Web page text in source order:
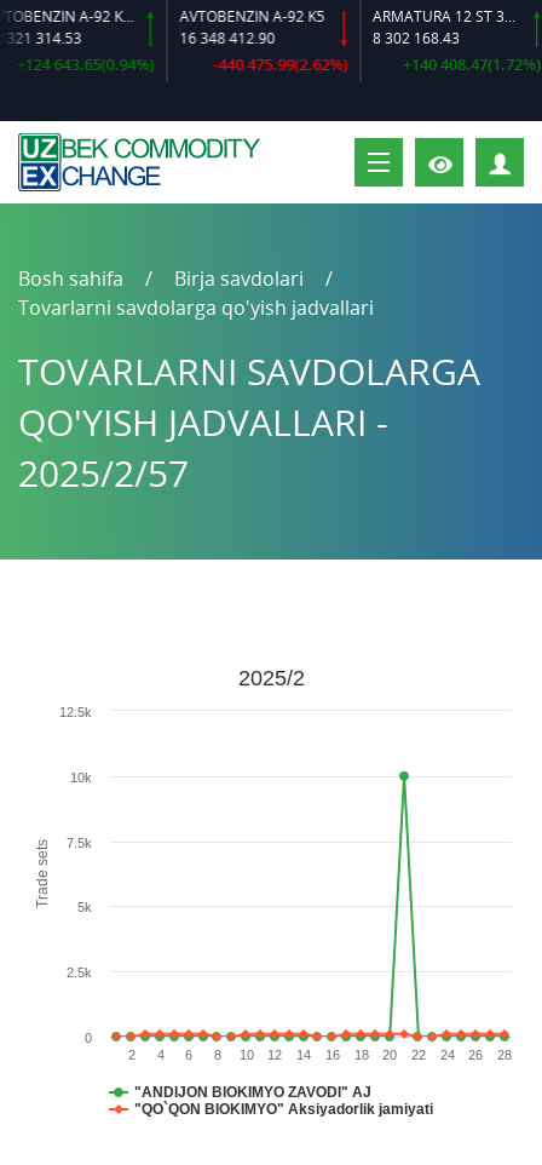
AVTOBENZIN A-92 K2-L
314.53
643.65(0.94%)
AVTOBENZIN A-92 K5
16 348 412.90
-440 475.99(2.62%)
ARMATURA 12 ST 35 GS O‘LCHAMLI
8 302 168.43
+140 408.47(1.72%)
Bosh sahifa
Birja savdolari
Tovarlarni savdolarga qo'yish jadvallari
TOVARLARNI SAVDOLARGA
QO'YISH JADVALLARI -
2025/2/57
Trade sets
2025/2
"ANDIJON BIOKIMYO ZAVODI" AJ
"QO`QON BIOKIMYO" Aksiyadorlik jamiyati
2 4 6 8 10 12 14 16 18 20 22 24 26 28
0
2.5k
5k
7.5k
10k
12.5k